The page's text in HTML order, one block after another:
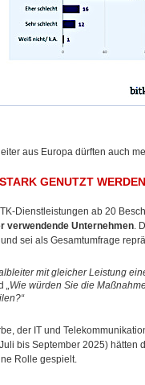
aus Europa dürften auch
GENUTZT WERDEN
Dienstleistungen ab 20
verwendende Unternehmen.
sei als Gesamtumfrage
mit gleicher Leistung
„Wie würden Sie die
der IT und
bis September 2025) hätten
Rolle gespielt.